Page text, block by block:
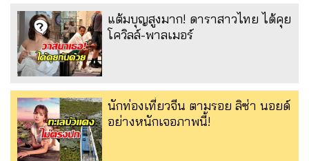
แต้มบุญสูงมาก! ดาราสาวไทย ได้คุย
โควิลล์-พาลเมอร์
นักท่องเที่ยวจีน ตามรอย ลิซ่า นอยด์
อย่างหนักเจอภาพนี้!